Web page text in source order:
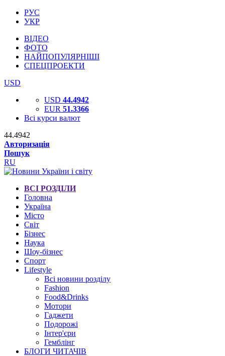
РУС
УКР
ВІДЕО
ФОТО
НАЙПОПУЛЯРНІШІ
СПЕЦПРОЕКТИ
USD
USD 44.4942
EUR 51.3366
Всі курси валют
44.4942
Авторизація
Пошук
RU
ВСІ РОЗДІЛИ
Головна
Україна
Місто
Світ
Бізнес
Наука
Шоу-бізнес
Спорт
Lifestyle
Всі новини розділу
Fashion
Food&Drinks
Мотори
Гаджети
Подорожі
Інтер'єри
Гемблінг
БЛОГИ ЧИТАЧІВ